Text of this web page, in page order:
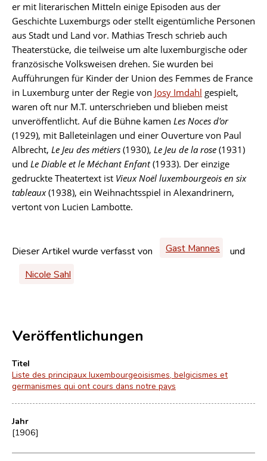
er mit literarischen Mitteln einige Episoden aus der
Geschichte Luxemburgs oder stellt eigentümliche Personen
aus Stadt und Land vor. Mathias Tresch schrieb auch
Theaterstücke, die teilweise um alte luxemburgische oder
französische Volksweisen drehen. Sie wurden bei
Aufführungen für Kinder der Union des Femmes de France
in Luxemburg unter der Regie von Josy Imdahl gespielt,
waren oft nur M.T. unterschrieben und blieben meist
unveröffentlicht. Auf die Bühne kamen Les Noces d'or
(1929), mit Balleteinlagen und einer Ouverture von Paul
Albrecht, Le Jeu des métiers (1930), Le Jeu de la rose (1931)
und Le Diable et le Méchant Enfant(1933). Der einzige
gedruckte Theatertext ist Vieux Noël luxembourgeois en six
tableaux(1938), ein Weihnachtsspiel in Alexandrinern,
vertont von Lucien Lambotte.
Dieser Artikel wurde verfasst von Gast Mannes
und
Nicole Sahl
Veröffentlichungen
Titel
Liste des principaux luxembourgeoisismes, belgicismes et
germanismes qui ont cours dans notre pays
Jahr
[1906]